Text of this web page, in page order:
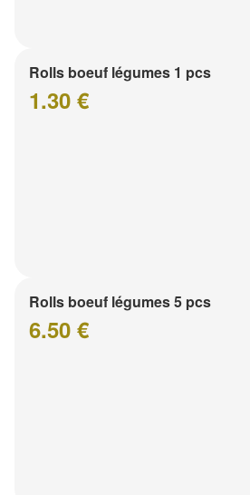
Rolls boeuf légumes 1 pcs
1.30 €
Rolls boeuf légumes 5 pcs
6.50 €